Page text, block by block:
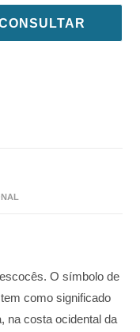
O símbolo de
como significado
na costa ocidental da